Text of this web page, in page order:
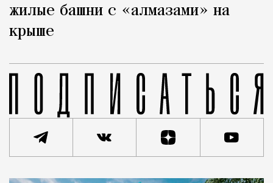
жилые башни с «алмазами» на
крыше